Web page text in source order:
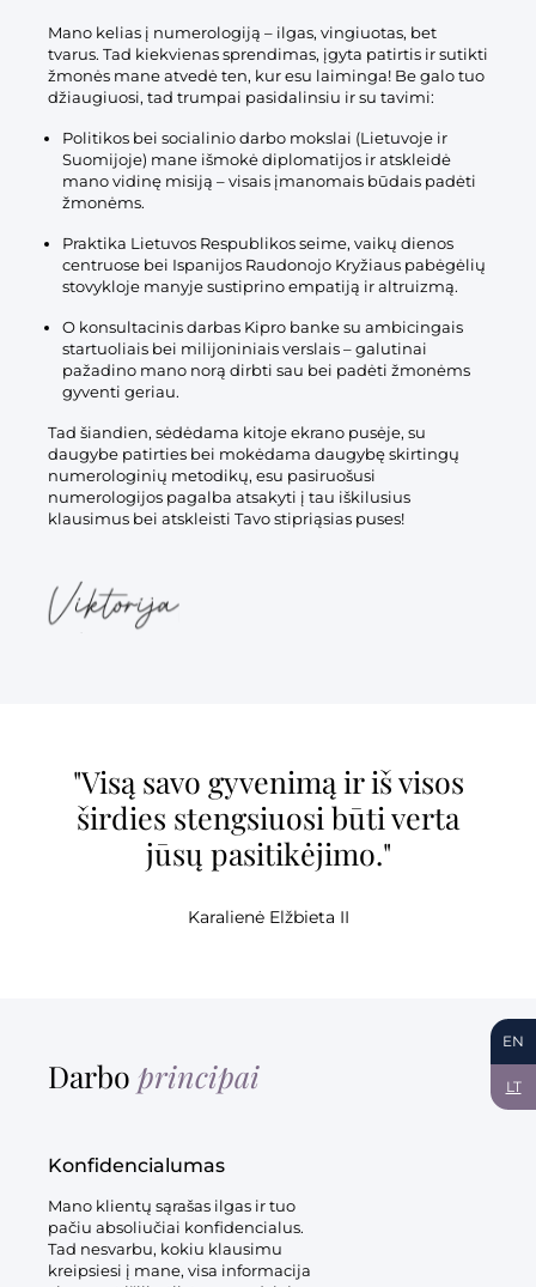
EN
LT
Mano kelias į numerologiją – ilgas, vingiuotas, bet
tvarus. Tad kiekvienas sprendimas, įgyta patirtis ir sutikti
žmonės mane atvedė ten, kur esu laiminga! Be galo tuo
džiaugiuosi, tad trumpai pasidalinsiu ir su tavimi:
Politikos bei socialinio darbo mokslai (Lietuvoje ir
Suomijoje) mane išmokė diplomatijos ir atskleidė
mano vidinę misiją – visais įmanomais būdais padėti
žmonėms.
Praktika Lietuvos Respublikos seime, vaikų dienos
centruose bei Ispanijos Raudonojo Kryžiaus pabėgėlių
stovykloje manyje sustiprino empatiją ir altruizmą.
O konsultacinis darbas Kipro banke su ambicingais
startuoliais bei milijoniniais verslais – galutinai
pažadino mano norą dirbti sau bei padėti žmonėms
gyventi geriau.
Tad šiandien, sėdėdama kitoje ekrano pusėje, su
daugybe patirties bei mokėdama daugybę skirtingų
numerologinių metodikų, esu pasiruošusi
numerologijos pagalba atsakyti į tau iškilusius
klausimus bei atskleisti Tavo stipriąsias puses!
"Visą savo gyvenimą ir iš visos
širdies stengsiuosi būti verta
jūsų pasitikėjimo."
Karalienė Elžbieta II
Darbo principai
Konfidencialumas
Mano klientų sąrašas ilgas ir tuo
pačiu absoliučiai konfidencialus.
Tad nesvarbu, kokiu klausimu
kreipsiesi į mane, visa informacija